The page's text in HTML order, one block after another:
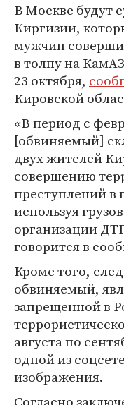
В Москве будут
Киргизии,
мужчин
в толпу на
23 октября,
Кировской
«В период с
[обвиняемый]
двух жителей
совершению
преступлений в
используя
организации
говорится в
Кроме того,
обвиняемый,
запрещенной в
августа по
одной из
изображения.